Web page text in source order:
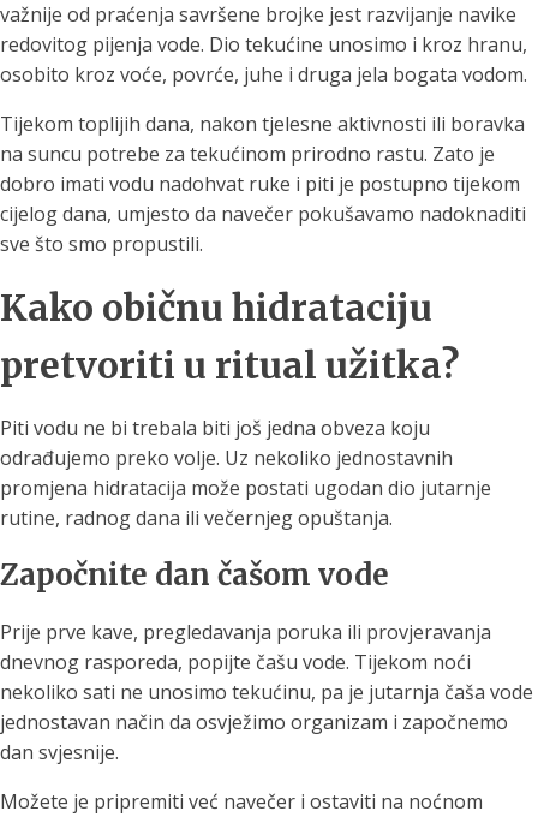
važnije od praćenja savršene brojke jest razvijanje navike
redovitog pijenja vode. Dio tekućine unosimo i kroz hranu,
osobito kroz voće, povrće, juhe i druga jela bogata vodom.
Tijekom toplijih dana, nakon tjelesne aktivnosti ili boravka
na suncu potrebe za tekućinom prirodno rastu. Zato je
dobro imati vodu nadohvat ruke i piti je postupno tijekom
cijelog dana, umjesto da navečer pokušavamo nadoknaditi
sve što smo propustili.
Kako običnu hidrataciju
pretvoriti u ritual užitka?
Piti vodu ne bi trebala biti još jedna obveza koju
odrađujemo preko volje. Uz nekoliko jednostavnih
promjena hidratacija može postati ugodan dio jutarnje
rutine, radnog dana ili večernjeg opuštanja.
Započnite dan čašom vode
Prije prve kave, pregledavanja poruka ili provjeravanja
dnevnog rasporeda, popijte čašu vode. Tijekom noći
nekoliko sati ne unosimo tekućinu, pa je jutarnja čaša vode
jednostavan način da osvježimo organizam i započnemo
dan svjesnije.
Možete je pripremiti već navečer i ostaviti na noćnom